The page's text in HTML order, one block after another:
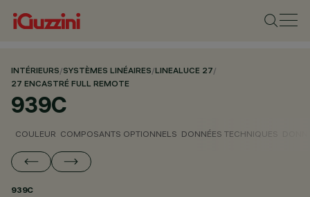
INTÉRIEURS/SYSTÈMES LINÉAIRES/LINEALUCE 27/
27 ENCASTRÉ FULL REMOTE
939C
COULEUR COMPOSANTS OPTIONNELS DONNÉES TECHNIQUES
939C